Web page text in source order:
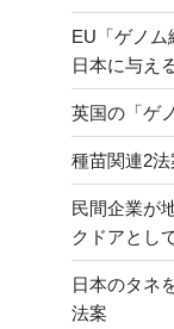
EU「ゲノム
日本に与え
英国の「ゲ
種苗関連2
民間企業が
クドアとし
日本のタネ
法案